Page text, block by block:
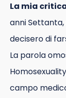
La mia
anni Settanta,
decisero di
La parola
campo